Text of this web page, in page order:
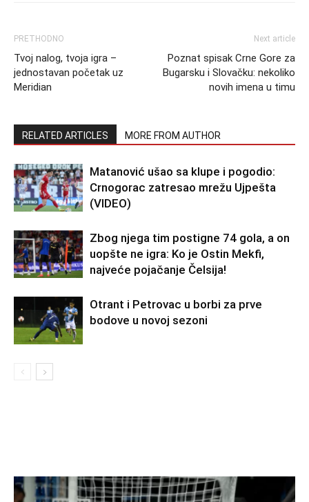
PRETHODNO
Tvoj nalog, tvoja igra –
jednostavan početak uz
Meridian
Next article
Poznat spisak Crne Gore za
Bugarsku i Slovačku: nekoliko
novih imena u timu
RELATED ARTICLES MORE FROM AUTHOR
Matanović ušao sa klupe i pogodio:
Crnogorac zatresao mrežu Ujpešta
(VIDEO)
Zbog njega tim postigne 74 gola, a on
uopšte ne igra: Ko je Ostin Mekfi,
najveće pojačanje Čelsija!
Otrant i Petrovac u borbi za prve
bodove u novoj sezoni